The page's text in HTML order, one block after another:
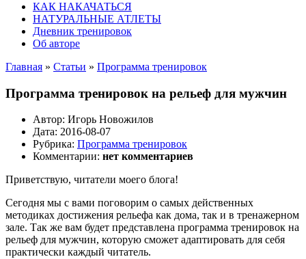
КАК НАКАЧАТЬСЯ
НАТУРАЛЬНЫЕ АТЛЕТЫ
Дневник тренировок
Об авторе
Главная » Статьи » Программа тренировок
Программа тренировок на рельеф для мужчин
Автор: Игорь Новожилов
Дата: 2016-08-07
Рубрика: Программа тренировок
Комментарии: нет комментариев
Приветствую, читатели моего блога!
Сегодня мы с вами поговорим о самых действенных
методиках достижения рельефа как дома, так и в тренажерном
зале. Так же вам будет представлена программа тренировок на
рельеф для мужчин, которую сможет адаптировать для себя
практически каждый читатель.